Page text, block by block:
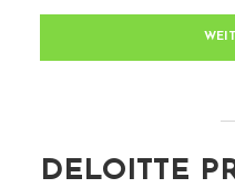
DELOITTE